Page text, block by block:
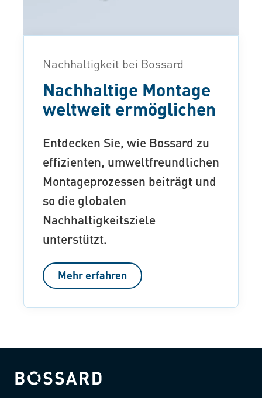
Nachhaltigkeit bei Bossard
Nachhaltige Montage
weltweit ermöglichen
Entdecken Sie, wie Bossard zu
effizienten, umweltfreundlichen
Montageprozessen beiträgt und
so die globalen
Nachhaltigkeitsziele
unterstützt.
Mehr erfahren
Bossard homepage